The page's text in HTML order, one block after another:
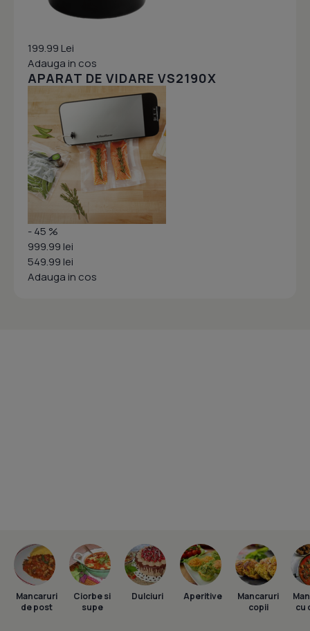
199.99 Lei
Adauga in cos
APARAT DE VIDARE VS2190X
- 45 %
999.99 lei
549.99 lei
Adauga in cos
Mancaruri
de post
Ciorbe si
supe
Dulciuri Aperitive
Mancaruri
copii
cu